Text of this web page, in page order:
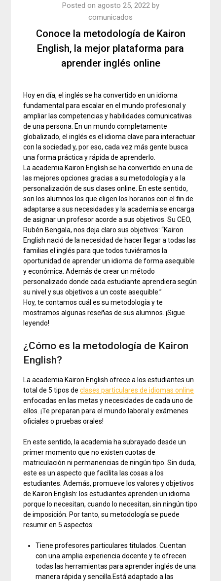
Conoce la metodología de Kairon
English, la mejor plataforma para
aprender inglés online
Posted on agosto 25, 2022 by
comunicados
Hoy en día, el inglés se ha convertido en un idioma
fundamental para escalar en el mundo profesional y
ampliar las competencias y habilidades comunicativas
de una persona. En un mundo completamente
globalizado, el inglés es el idioma clave para interactuar
con la sociedad y, por eso, cada vez más gente busca
una forma práctica y rápida de aprenderlo.
La academia Kairon English se ha convertido en una de
las mejores opciones gracias a su metodología y a la
personalización de sus clases online. En este sentido,
son los alumnos los que eligen los horarios con el fin de
adaptarse a sus necesidades y la academia se encarga
de asignar un profesor acorde a sus objetivos. Su CEO,
Rubén Bengala, nos deja claro sus objetivos: “Kairon
English nació de la necesidad de hacer llegar a todas las
familias el inglés para que todos tuviéramos la
oportunidad de aprender un idioma de forma asequible
y económica. Además de crear un método
personalizado donde cada estudiante aprendiera según
su nivel y sus objetivos a un coste asequible.”
Hoy, te contamos cuál es su metodología y te
mostramos algunas reseñas de sus alumnos. ¡Sigue
leyendo!
¿Cómo es la metodología de Kairon
English?
La academia Kairon English ofrece a los estudiantes un
total de 5 tipos declases particulares de idiomas online
enfocadas en las metas y necesidades de cada uno de
ellos. ¡Te preparan para el mundo laboral y exámenes
oficiales o pruebas orales!
En este sentido, la academia ha subrayado desde un
primer momento que no existen cuotas de
matriculación ni permanencias de ningún tipo. Sin duda,
este es un aspecto que facilita las cosas a los
estudiantes. Además, promueve los valores y objetivos
de Kairon English: los estudiantes aprenden un idioma
porque lo necesitan, cuando lo necesitan, sin ningún tipo
de imposición. Por tanto, su metodología se puede
resumir en 5 aspectos:
Tiene profesores particulares titulados. Cuentan
con una amplia experiencia docente y te ofrecen
todas las herramientas para aprender inglés de una
manera rápida y sencilla.Está adaptado a las